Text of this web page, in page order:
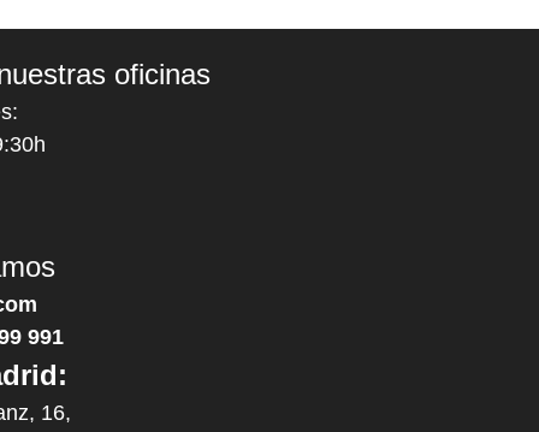
oficinas
991
16,